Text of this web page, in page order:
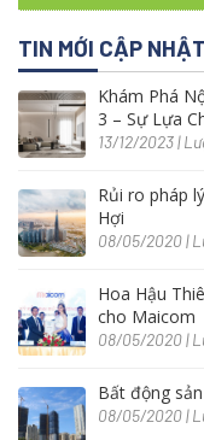
TIN MỚI CẬP NHẬT
Khám Phá
3 – Sự Lựa
13/12/2023 |
Rủi ro pháp
Hợi
08/05/2020 |
Hoa Hậu
cho Maicom
08/05/2020 |
Bất động
08/05/2020 |